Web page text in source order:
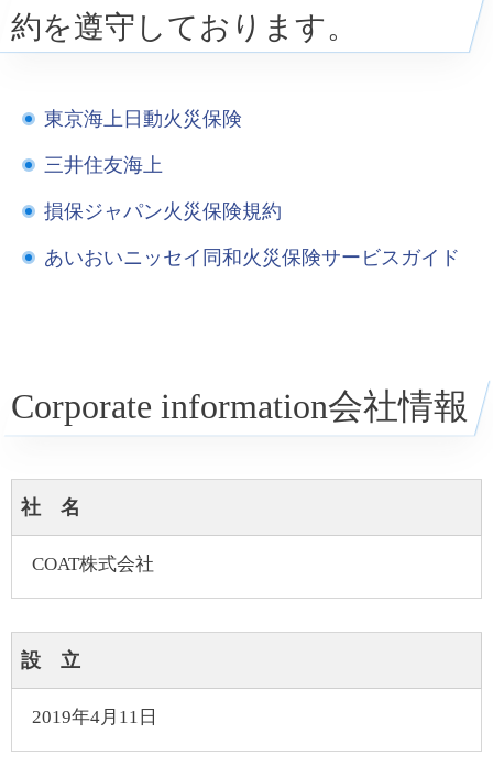
約を遵守しております。
東京海上日動火災保険
三井住友海上
損保ジャパン火災保険規約
あいおいニッセイ同和火災保険サービスガイド
Corporate information会社情報
社 名
COAT株式会社
設 立
2019年4月11日